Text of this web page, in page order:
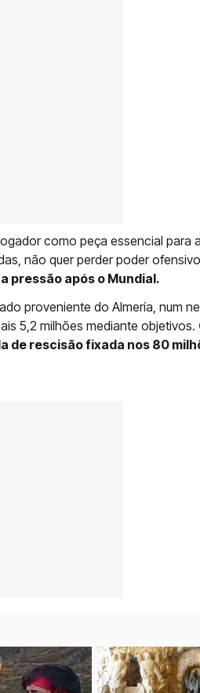
como peça essencial para
não quer perder poder
pressão após o Mundial.
proveniente do Almería, num
5,2 milhões mediante objetivos.
de rescisão fixada nos 80